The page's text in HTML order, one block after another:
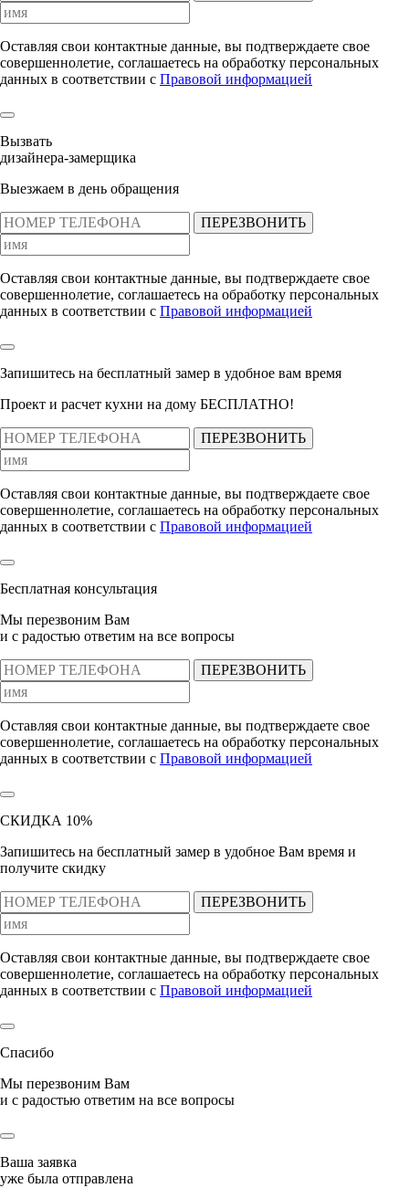
Оставляя свои контактные данные, вы подтверждаете свое
совершеннолетие, соглашаетесь на обработку персональных
данных в соответствии с Правовой информацией
Вызвать
дизайнера-замерщика
Выезжаем в день обращения
ПЕРЕЗВОНИТЬ
Оставляя свои контактные данные, вы подтверждаете свое
совершеннолетие, соглашаетесь на обработку персональных
данных в соответствии с Правовой информацией
Запишитесь на бесплатный замер в удобное вам время
Проект и расчет кухни на дому БЕСПЛАТНО!
ПЕРЕЗВОНИТЬ
Оставляя свои контактные данные, вы подтверждаете свое
совершеннолетие, соглашаетесь на обработку персональных
данных в соответствии с Правовой информацией
Бесплатная консультация
Мы перезвоним Вам
и с радостью ответим на все вопросы
ПЕРЕЗВОНИТЬ
Оставляя свои контактные данные, вы подтверждаете свое
совершеннолетие, соглашаетесь на обработку персональных
данных в соответствии с Правовой информацией
СКИДКА 10%
Запишитесь на бесплатный замер в удобное Вам время и
получите скидку
ПЕРЕЗВОНИТЬ
Оставляя свои контактные данные, вы подтверждаете свое
совершеннолетие, соглашаетесь на обработку персональных
данных в соответствии с Правовой информацией
Спасибо
Мы перезвоним Вам
и с радостью ответим на все вопросы
Ваша заявка
уже была отправлена